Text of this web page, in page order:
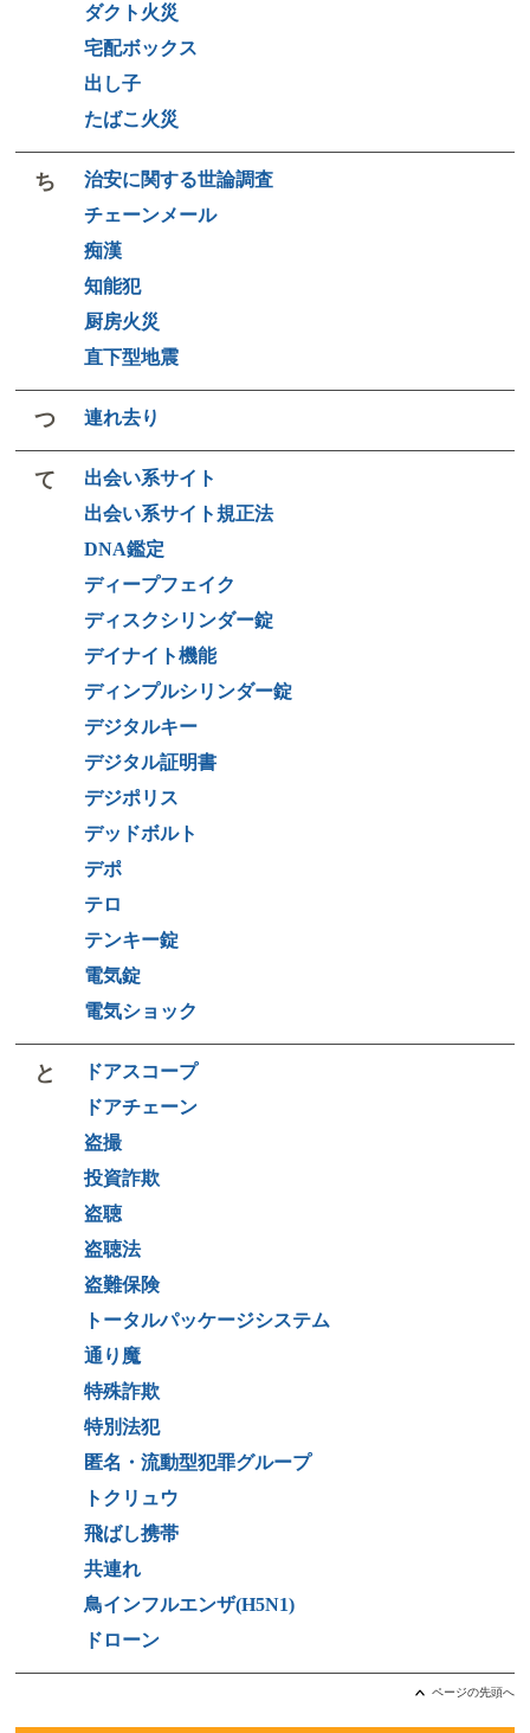
ダクト火災
宅配ボックス
出し子
たばこ火災
ち
治安に関する世論調査
チェーンメール
痴漢
知能犯
厨房火災
直下型地震
つ 連れ去り
て
出会い系サイト
出会い系サイト規正法
DNA鑑定
ディープフェイク
ディスクシリンダー錠
デイナイト機能
ディンプルシリンダー錠
デジタルキー
デジタル証明書
デジポリス
デッドボルト
デポ
テロ
テンキー錠
電気錠
電気ショック
と
ドアスコープ
ドアチェーン
盗撮
投資詐欺
盗聴
盗聴法
盗難保険
トータルパッケージシステム
通り魔
特殊詐欺
特別法犯
匿名・流動型犯罪グループ
トクリュウ
飛ばし携帯
共連れ
鳥インフルエンザ(H5N1)
ドローン
ページの先頭へ